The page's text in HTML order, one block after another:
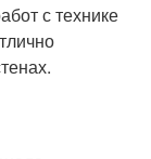
с технике